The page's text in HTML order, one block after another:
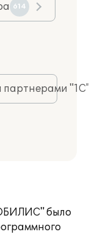
614
партнерами
было